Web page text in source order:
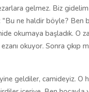
gelmez. Biz gidelim
"Bu ne haldir böyle? Ben
okumaya başladık. O
okuyor. Sonra çıkıp
geldiler, camideyiz. O